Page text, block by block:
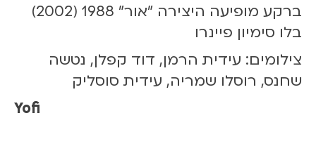
ברקע מופיעה היצירה "אור" 1988 (2002)
בלו סימיון פיינרו
צילומים: עידית הרמן, דוד קפלן, נטשה
שחנס, רוסלו שמריה, עידית סוסליק
Yofi